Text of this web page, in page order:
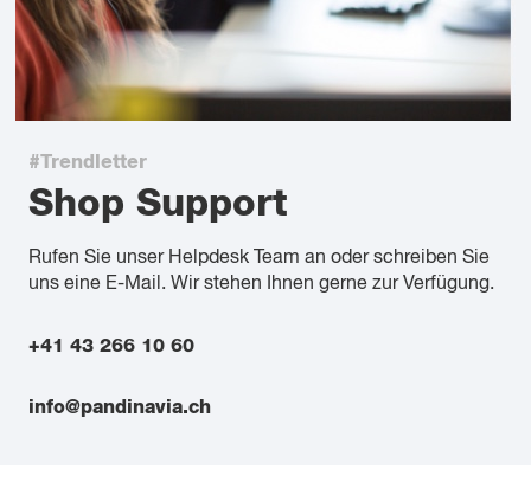
#Trendletter
Shop Support
Rufen Sie unser Helpdesk Team an oder schreiben Sie
uns eine E-Mail. Wir stehen Ihnen gerne zur Verfügung.
+41 43 266 10 60
info@pandinavia.ch